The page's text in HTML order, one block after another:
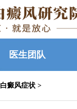
医生团队
白癜风症状 >